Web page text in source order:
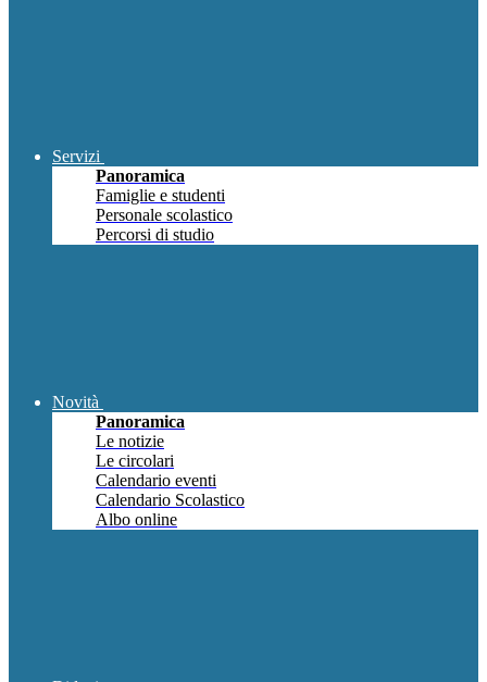
Servizi
Panoramica
Famiglie e studenti
Personale scolastico
Percorsi di studio
Novità
Panoramica
Le notizie
Le circolari
Calendario eventi
Calendario Scolastico
Albo online